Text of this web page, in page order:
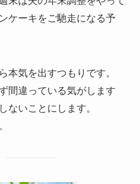
ケーキをご馳走になる予
本気を出すつもりです。
間違っている気がします
ないことにします。